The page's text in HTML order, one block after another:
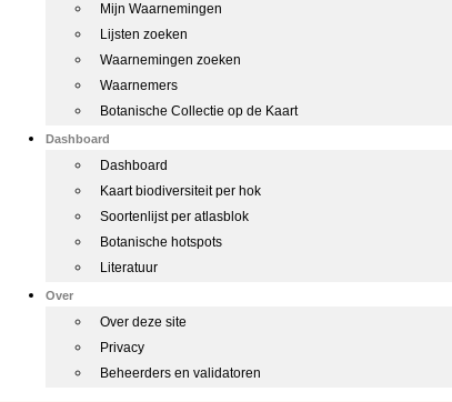
Mijn Waarnemingen
Lijsten zoeken
Waarnemingen zoeken
Waarnemers
Botanische Collectie op de Kaart
Dashboard
Dashboard
Kaart biodiversiteit per hok
Soortenlijst per atlasblok
Botanische hotspots
Literatuur
Over
Over deze site
Privacy
Beheerders en validatoren